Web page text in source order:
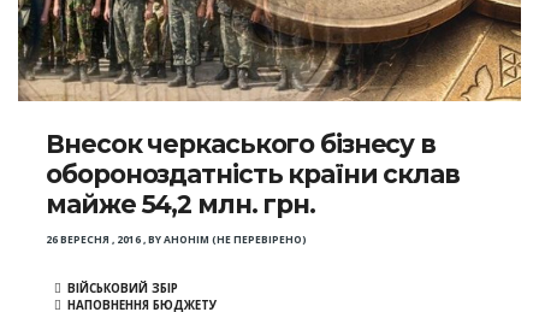
Внесок черкаського бізнесу в
обороноздатність країни склав
майже 54,2 млн. грн.
26 ВЕРЕСНЯ , 2016,BYАНОНІМ (НЕ ПЕРЕВІРЕНО)
ВІЙСЬКОВИЙ ЗБІР
НАПОВНЕННЯ БЮДЖЕТУ